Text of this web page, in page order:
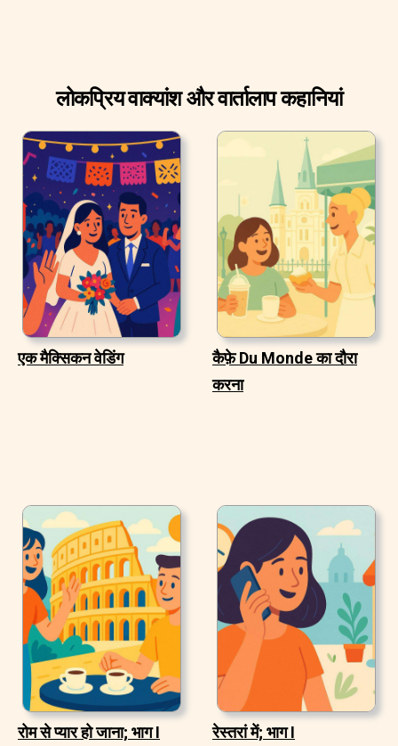
लोकप्रिय वाक्यांश और वार्तालाप कहानियां
एक मैक्सिकन वेडिंग
कैफ़े Du Monde का दौरा
करना
रोम से प्यार हो जाना; भाग I रेस्तरां में; भाग I